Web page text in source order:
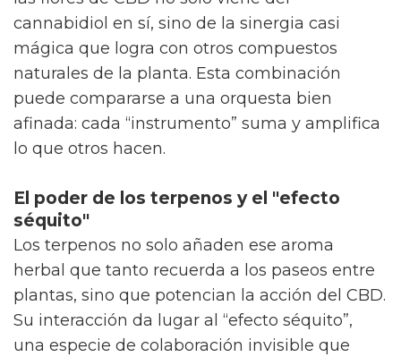
cannabidiol en sí, sino de la sinergia casi
mágica que logra con otros compuestos
naturales de la planta. Esta combinación
puede compararse a una orquesta bien
afinada: cada “instrumento” suma y amplifica
lo que otros hacen.
El poder de los terpenos y el "efecto
séquito"
Los terpenos no solo añaden ese aroma
herbal que tanto recuerda a los paseos entre
plantas, sino que potencian la acción del CBD.
Su interacción da lugar al “efecto séquito”,
una especie de colaboración invisible que